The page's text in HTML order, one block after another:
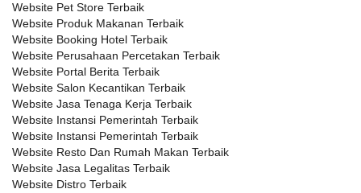
Website Pet Store Terbaik
Website Produk Makanan Terbaik
Website Booking Hotel Terbaik
Website Perusahaan Percetakan Terbaik
Website Portal Berita Terbaik
Website Salon Kecantikan Terbaik
Website Jasa Tenaga Kerja Terbaik
Website Instansi Pemerintah Terbaik
Website Instansi Pemerintah Terbaik
Website Resto Dan Rumah Makan Terbaik
Website Jasa Legalitas Terbaik
Website Distro Terbaik